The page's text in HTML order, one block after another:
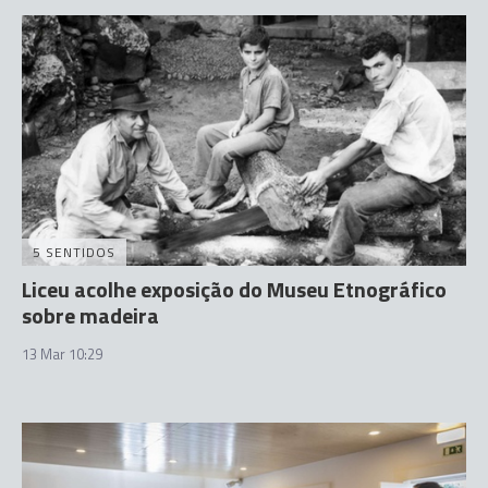
5 SENTIDOS
Liceu acolhe exposição do Museu Etnográfico
sobre madeira
13 Mar 10:29